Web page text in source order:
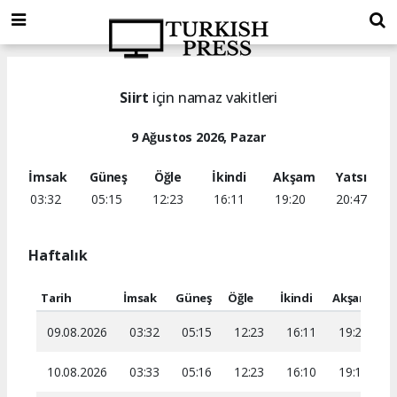
Siirt için namaz vakitleri
9 Ağustos 2026, Pazar
İmsak
03:32
Güneş
05:15
Öğle
12:23
İkindi
16:11
Akşam
19:20
Yatsı
20:47
Haftalık
Tarih İmsak Güneş Öğle İkindi Akşam
09.08.2026 03:32 05:15 12:23 16:11 19:20
10.08.2026 03:33 05:16 12:23 16:10 19:19